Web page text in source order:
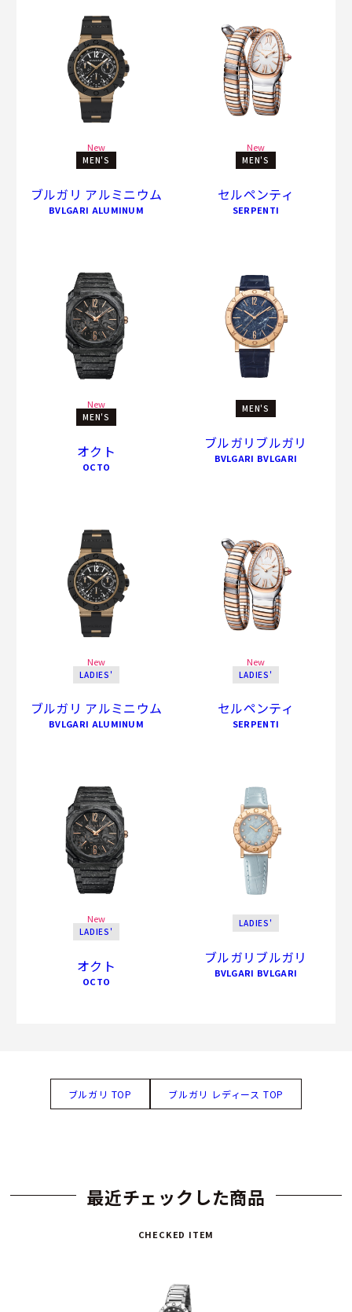
New
MEN'S
ブルガリ アルミニウム
BVLGARI ALUMINUM
New
MEN'S
セルペンティ
SERPENTI
New
MEN'S
オクト
OCTO
MEN'S
ブルガリブルガリ
BVLGARI BVLGARI
New
LADIES'
ブルガリ アルミニウム
BVLGARI ALUMINUM
New
LADIES'
セルペンティ
SERPENTI
New
LADIES'
オクト
OCTO
LADIES'
ブルガリブルガリ
BVLGARI BVLGARI
ブルガリ TOP ブルガリ レディース TOP
最近チェックした商品
CHECKED ITEM